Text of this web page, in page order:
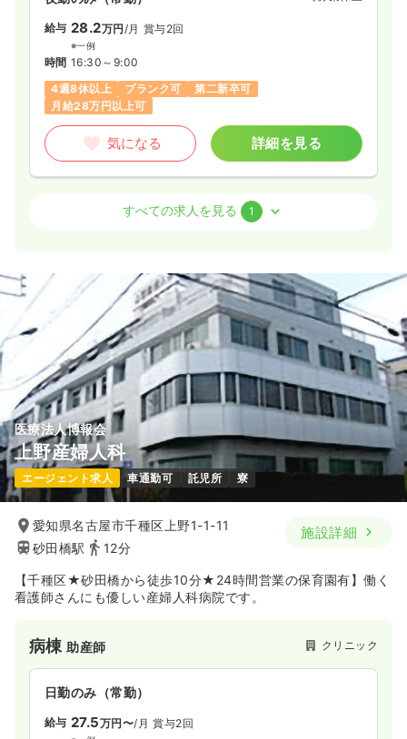
給与 28.2万円/月 賞与2回
※一例
時間 16:30～9:00
4週8休以上
ブランク可
第二新卒可
月給28万円以上可
気になる 詳細を見る
給与 24.1 万円〜/月 賞与4ヶ月
※経験3年の例
8:30～17:30（休憩60分）
4週8休以上
ブランク可
第二新卒可
月給32万円以上可
気になる 詳細を見る
すべての求人を見る 1
医療法人博報会
上野産婦人科
エージェント求人 車通勤可 託児所 寮
愛知県名古屋市千種区上野1-1-11
砂田橋駅
12分
施設詳細
【千種区★砂田橋から徒歩10分★24時間営業の保育園有】働く
看護師さんにも優しい産婦人科病院です。
病棟 助産師 クリニック
日勤のみ（常勤）
給与 27.5万円〜/月 賞与2回